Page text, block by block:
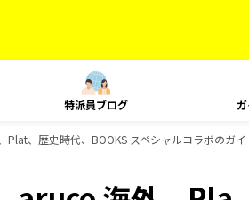
特派員ブログ
、歴史時代、BOOKS スペシャルコラボのガ